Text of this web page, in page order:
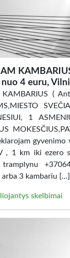
nuo 4 euru,
KAMBARIUS (
1
gyvenimo
, 1 km iki ezero
arba 3 kambariu […]
skelbimai